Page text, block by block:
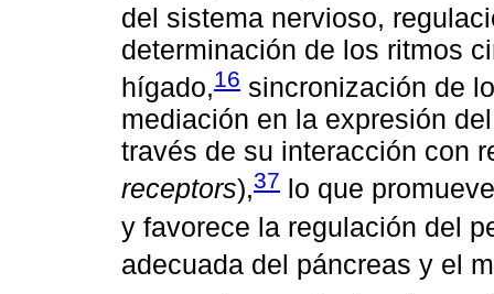
del sistema nervioso,
determinación de los ritmos
hígado,16 sincronización de
mediación en la expresión
través de su interacción con
receptors),37 lo que
y favorece la regulación del
adecuada del páncreas y el